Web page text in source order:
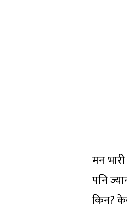
मन
पनि
किन?